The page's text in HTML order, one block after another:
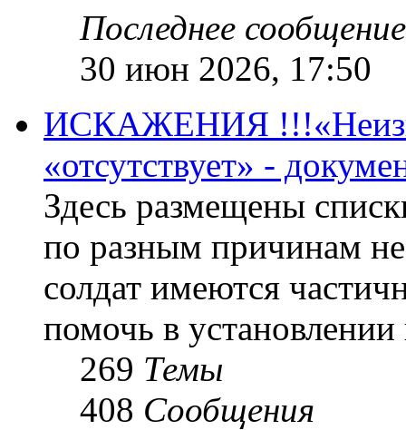
Последнее сообщение
30 июн 2026, 17:50
ИСКАЖЕНИЯ
«отсутствует» -
Здесь размещены
по разным причинам
солдат имеются
помочь в
269 Темы
408 Сообщения